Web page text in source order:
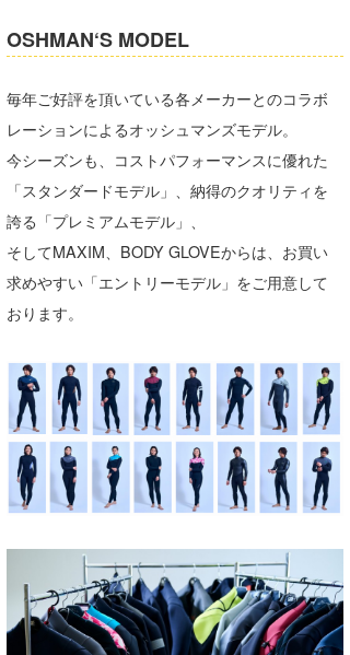
OSHMAN‘S MODEL
毎年ご好評を頂いている各メーカーとのコラボ
レーションによるオッシュマンズモデル。
今シーズンも、コストパフォーマンスに優れた
「スタンダードモデル」、納得のクオリティを
誇る「プレミアムモデル」、
そしてMAXIM、BODY GLOVEからは、お買い
求めやすい「エントリーモデル」をご用意して
おります。
ゴン
米山予報士
wanda
予報士 hiro.
banpaku
chappy
Romisea